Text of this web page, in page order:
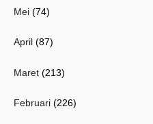
Mei (74)
April (87)
Maret (213)
Februari (226)